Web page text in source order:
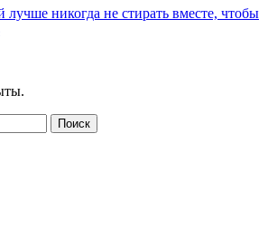
никогда не стирать вместе, чтобы